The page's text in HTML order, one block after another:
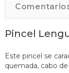
Pincel
Este pincel se
quemada, cabo